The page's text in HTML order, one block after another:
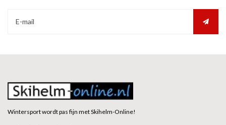
Wintersport wordt pas fijn met Skihelm-Online!